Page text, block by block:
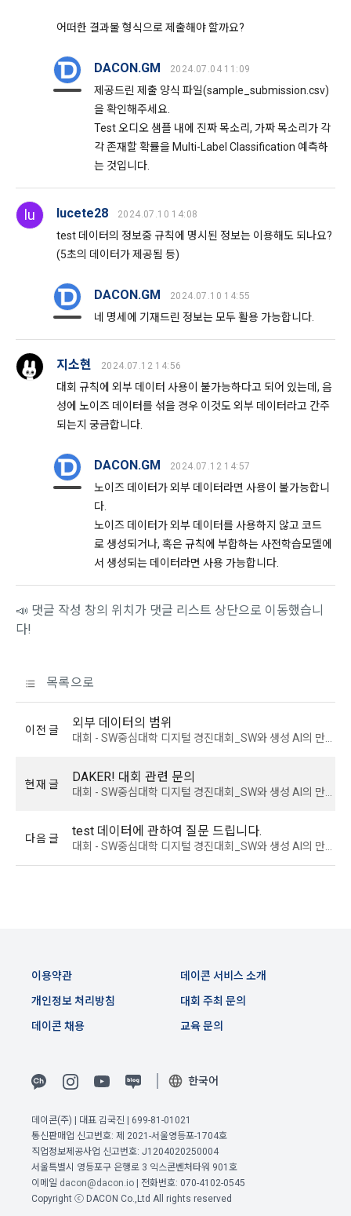
제 10 조 (계약의 성립)
1. “사이트”는 제9조와 같은 구매 신청에 대하여 다음 각 호에 해
당하면 승낙하지 않을 수 있다. 다만, 미성년자와 계약을 체결하
는 경우에는 법정대리인의 동의를 얻지 못하면 미성년자 본인
또는 법정대리인이 계약을 취소할 수 있다는 내용을 고지하여야
가. 신청 내용에 허위, 기재누락, 오기가 있는 경우
장이 있다고 판단하는 경우
2. “사이트”의 승낙이 제12조 제1항의 수신 확인통지형태로 이
용자에게 도달한 시점에 계약이 성립한 것으로 본다.
확인 및 판매 가능 여부, 구매 신청의 정정 취소 등에 관한 정보
등을 포함하여야 한다.
제 11 조 (지급방법)
“사이트”에서 구매한 재화 및 서비스에 대한 대금지급방법은 다
음 각 호의 방법 중 가용한 방법으로 할 수 있다. 단, “회사”는 이
용자의 지급방법에 대하여 재화 및 서비스 등의 대금에 어떠한
가. 폰 뱅킹, 인터넷 뱅킹, 메일 뱅킹 등의 각종 계좌이체
나. 선불카드, 직불카드, 신용카드 등의 각종 카드 결제
다. 온라인 무통장 입금
라. 전자화폐에 의한 결제
마. 마일리지 등 “사이트”가 지급한 포인트에 의한 결제
사. 기타 전자적 지급 방법에 의한 대금 지급 등
2. 수신확인통지를 받은 이용자는 의사표시의 불일치 등이 있는
를 요청할 수 있고 “사이트”는 제공 전에 이용자의 요청이 있는
경우에는 지체 없이 그 요청에 따라 처리하여야 한다. 다만 이미
제 13 조 (재화 및 서비스 등의 공급)
제14조(취소 및 환불)
기된 환불 요청에 대해 단독 재량권에 따라 승인 또는 거절할 권
이 경우에는 환불 정책이 적용된다. 어떤 이유로든 이용자가 환
불을 받는 경우 “회사”는 구매한 “서비스”에 대한 이용자의 액세
스를 중지할 권리를 보유한다.
제15조(청약철회 등)
이전 이용약관 보러가기 >
확인
관리될 수 있도록 필요한 사항을 규정하고 있습니다. 변동사항
겠습니다.
수탁업체              위탁업무내용
지엔유 세무회계    대회 수상자에 따른 소득신고 대행
Mailchimp         뉴스레터 발송 대행
나. 다음의 경우에는 합당한 절차를 통하여 개인정보를 제공 또
는 이용할 수 있습니다.
1) ‘기업 회원’(채용 의뢰 기업)에게 개인정보 제공
채용 의뢰가 있는 불특정 다수의 기업 회원이 열람할 수 있음.
-개인정보를 제공받는 자의 개인정보 이용 목적 : 채용을 위한
적합자 확인
-제공하는 개인정보의 항목 : 데이콘 인재풀 등록시 수집하는 항
계약 종료 시
2) 채용에 지원하는 경우
이용자가 데이콘을 통해 채용 서비스에 지원하는 경우, 채용 절
차 진행을 위해 채용 의뢰 ‘기업 회원’에게 이용자의 연락처 등
개인정보를 제공.
3) 매각, 인수합병
서비스 제공자의 권리, 의무가 승계 또는 이전되는 경우 이를 반
4) 다만, 아래의 경우에는 예외로 합니다.
관계법령에 의거하거나, 수사 목적으로 법령에 정해진 절차와
보관하고 있습니다.
1) 국외 기업 회원
-개인 정보를 제공 받는자 : 국외 기업회원
-개인정보를 제공받는 자의 개인정보 이용 목적 : 국외채용을 위
-제공하는 개인정보의 항목 : 데이콘 인재풀 등록시 수집되는 항
-제공방법 : 데이콘 인재풀 DB를 통해 제공
계약 종료시
6. 개인정보의 보유 및 이용기간
"회사"는 회원가입, 인재풀 등록으로부터 서비스를 제공하는 기
간 동안에 한하여 이용자의 개인정보를 보유 및 이용하게 됩니
확인
확인
어떠한 결과물 형식으로 제출해야 할까요?
DACON.GM 2024.07.04 11:09
제공드린 제출 양식 파일(sample_submission.csv)
을 확인해주세요.
Test 오디오 샘플 내에 진짜 목소리, 가짜 목소리가 각
각 존재할 확률을 Multi-Label Classification 예측하
는 것입니다.
lu lucete28 2024.07.10 14:08
test 데이터의 정보중 규칙에 명시된 정보는 이용해도 되나요?
(5초의 데이터가 제공됨 등)
DACON.GM 2024.07.10 14:55
네 명세에 기재드린 정보는 모두 활용 가능합니다.
지소현 2024.07.12 14:56
대회 규칙에 외부 데이터 사용이 불가능하다고 되어 있는데, 음
성에 노이즈 데이터를 섞을 경우 이것도 외부 데이터라고 간주
되는지 궁금합니다.
DACON.GM 2024.07.12 14:57
노이즈 데이터가 외부 데이터라면 사용이 불가능합니
다.
노이즈 데이터가 외부 데이터를 사용하지 않고 코드
로 생성되거나, 혹은 규칙에 부합하는 사전학습모델에
서 생성되는 데이터라면 사용 가능합니다.
📣 댓글 작성 창의 위치가 댓글 리스트 상단으로 이동했습니
다!
목록으로
이전 글 외부 데이터의 범위
대회 - SW중심대학 디지털 경진대회_SW와 생성 AI의 만남 : AI 부문
현재 글 DAKER! 대회 관련 문의
대회 - SW중심대학 디지털 경진대회_SW와 생성 AI의 만남 : AI 부문
다음 글 test 데이터에 관하여 질문 드립니다.
대회 - SW중심대학 디지털 경진대회_SW와 생성 AI의 만남 : AI 부문
이용약관
개인정보 처리방침
대회 주최 문의
교육 문의
데이콘 서비스 소개
데이콘 채용
한국어
데이콘(주) | 대표 김국진 | 699-81-01021
통신판매업 신고번호: 제 2021-서울영등포-1704호
직업정보제공사업 신고번호: J1204020250004
서울특별시 영등포구 은행로 3 익스콘벤처타워 901호
이메일 dacon@dacon.io | 전화번호: 070-4102-0545
Copyright ⓒ DACON Co.,Ltd All rights reserved